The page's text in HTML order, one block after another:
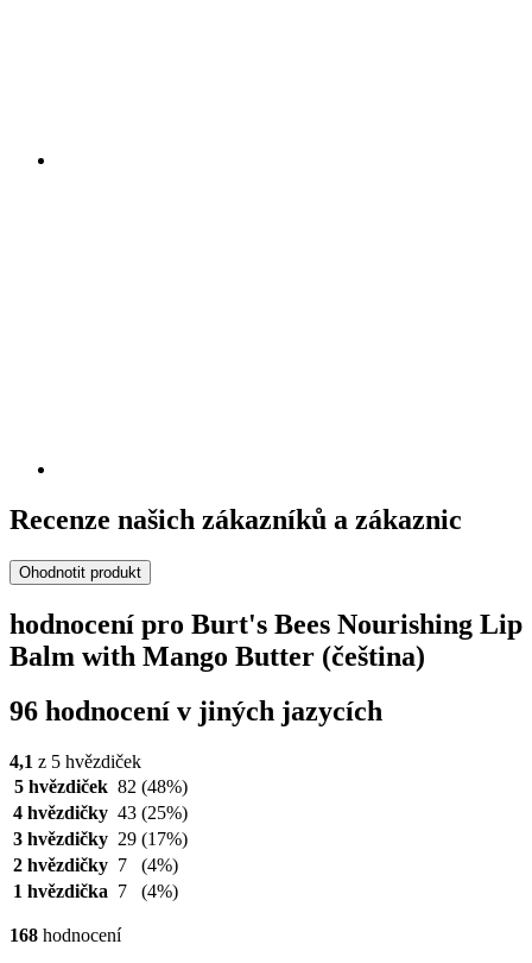
Recenze našich zákazníků a zákaznic
Ohodnotit produkt
hodnocení pro Burt's Bees Nourishing Lip
Balm with Mango Butter (čeština)
96 hodnocení v jiných jazycích
4,1 z 5 hvězdiček
5 hvězdiček 82 (48%)
4 hvězdičky 43 (25%)
3 hvězdičky 29 (17%)
2 hvězdičky 7
(4%)
1 hvězdička 7 (4%)
168 hodnocení